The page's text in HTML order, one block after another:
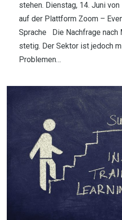
stehen. Dienstag, 14. Juni
auf der Plattform Zoom –
Sprache Die Nachfrage nach
stetig. Der Sektor ist jedoch
Problemen…